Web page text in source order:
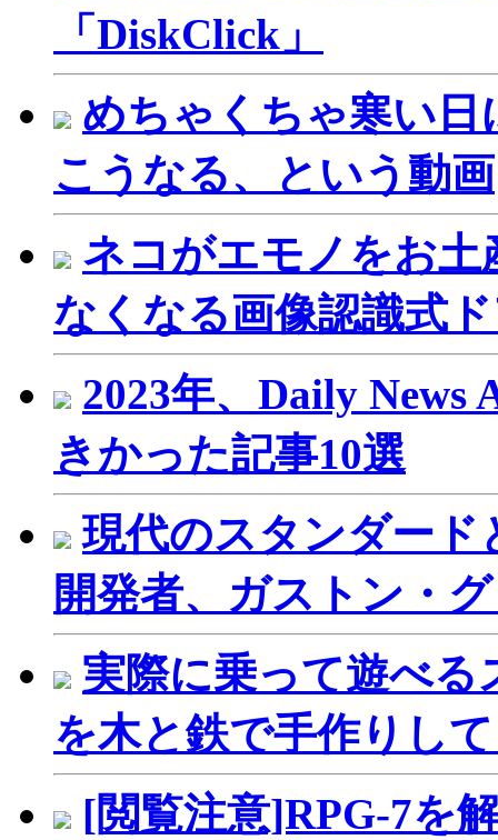
「DiskClick」
めちゃくちゃ寒い
こうなる、という動画
ネコがエモノをお
なくなる画像認識式
2023年、Daily News
きかった記事10選
現代のスタンダード
開発者、ガストン・
実際に乗って遊べる
を木と鉄で手作りし
[閲覧注意]RPG-7を